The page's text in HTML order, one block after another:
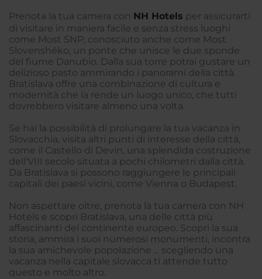
Prenota la tua camera con NH Hotels per assicurarti
di visitare in maniera facile e senza stress luoghi
come Most SNP, conosciuto anche come Most
Slovenshéko, un ponte che unisce le due sponde
del fiume Danubio. Dalla sua torre potrai gustare un
delizioso pasto ammirando i panorami della città.
Bratislava offre una combinazione di cultura e
modernità che la rende un luogo unico, che tutti
dovrebbero visitare almeno una volta.
Se hai la possibilità di prolungare la tua vacanza in
Slovacchia, visita altri punti di interesse della città,
come il Castello di Devín, una splendida costruzione
dell'VIII secolo situata a pochi chilometri dalla città.
Da Bratislava si possono raggiungere le principali
capitali dei paesi vicini, come Vienna o Budapest.
Non aspettare oltre, prenota la tua camera con NH
Hotels e scopri Bratislava, una delle città più
affascinanti del continente europeo. Scopri la sua
storia, ammira i suoi numerosi monumenti, incontra
la sua amichevole popolazione ... scegliendo una
vacanza nella capitale slovacca ti attende tutto
questo e molto altro.